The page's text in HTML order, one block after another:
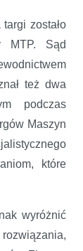
zostało
MTP. Sąd
też dwa
podczas
Maszyn
które
wyróżnić